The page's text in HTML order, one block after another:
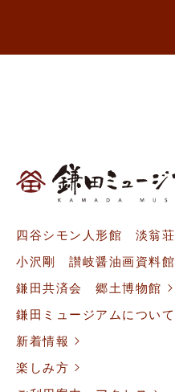
四谷シモン人形館 淡翁荘
小沢剛 讃岐醤油画資料館
鎌田共済会 郷土博物館
鎌田ミュージアムについて
新着情報
楽しみ方